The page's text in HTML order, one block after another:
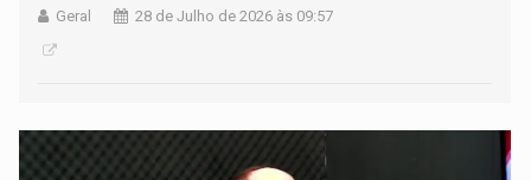
Geral 28 de Julho de 2026 às 09:57